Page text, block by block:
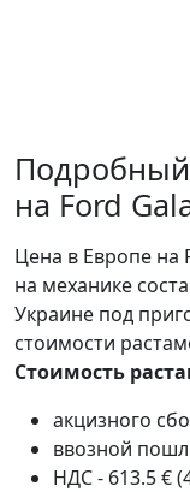
Подробный
на Ford
Цена в Европе на
на механике
Украине под
стоимости
Стоимость
акцизного
ввозной
НДС - 613.5 €